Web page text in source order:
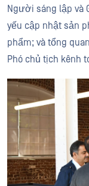
Người sáng lập và
yếu cập nhật sản
phẩm; và tổng
Phó chủ tịch kênh